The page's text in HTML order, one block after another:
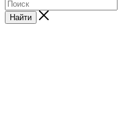
Найти